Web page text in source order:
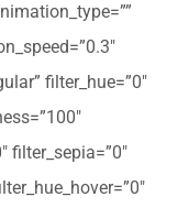
filter_hue=”0″
filter_sepia=”0″